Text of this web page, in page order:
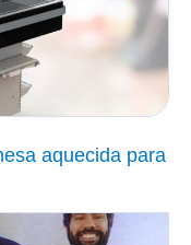
aquecida para